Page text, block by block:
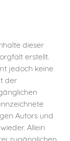
dieser
erstellt.
jedoch keine
der
Autors und
Allein
zugänglichen